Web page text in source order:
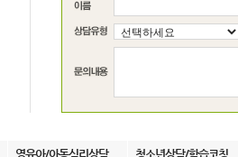
영유아/아동심리상담 청소년상담/학습코칭